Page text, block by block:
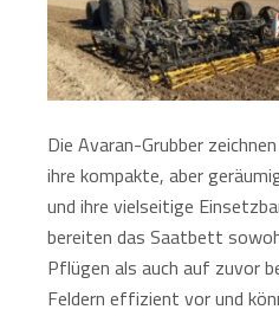
Die Avaran-Grubber
ihre kompakte, aber
und ihre vielseitige
bereiten das Saatbett
Pflügen als auch auf zuvor
Feldern effizient vor und